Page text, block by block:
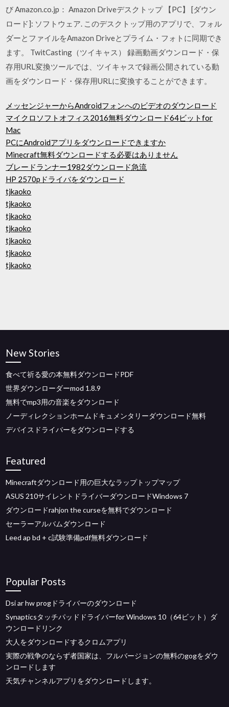
び Amazon.co.jp： Amazon Driveデスクトップ 【PC】 [ダウン
ロード]: ソフトウェア. このデスクトップ用のアプリで、フォル
ダーとファイルをAmazon Driveとプライム・フォトに同期でき
ます。 TwitCasting（ツイキャス） 録画動画ダウンロード・保
存用URL変換ツールでは、ツイキャスで録画公開されている動
画をダウンロード・保存用URLに変換することができます。
メッセンジャーからAndroidフォンへのビデオのダウンロード
マイクロソフトオフィス2016無料ダウンロード64ビットfor
Mac
PCにAndroidアプリをダウンロードできますか
Minecraft無料ダウンロードする必要はありません
ブレードランナー1982ダウンロード急流
HP 2570pドライバをダウンロード
tjkaoko
tjkaoko
tjkaoko
tjkaoko
tjkaoko
tjkaoko
tjkaoko
New Stories
食べて祈る愛の本無料ダウンロードPDF
世界ダウンローダーmod 1.8.9
無料でmp3用の音楽をダウンロード
ノーディレクションホームドキュメンタリーダウンロード無料
デバイスドライバーをダウンロードする
Featured
Minecraftダウンロード用の巨大なラップトップマップ
ASUS 210サイレントドライバーダウンロードWindows 7
ダウンロードrahjon the curseを無料でダウンロード
セーラーアルバムダウンロード
Leed ap bd + c試験準備pdf無料ダウンロード
Popular Posts
Dsi ar hw progドライバーのダウンロード
Synapticsタッチパッドドライバーfor Windows 10（64ビット）ダ
ウンロードリンク
大人をダウンロードするクロムアプリ
実際の戦争のならず者国家は、フルバージョンの無料のgogをダウ
ンロードします
天気チャンネルアプリをダウンロードします。